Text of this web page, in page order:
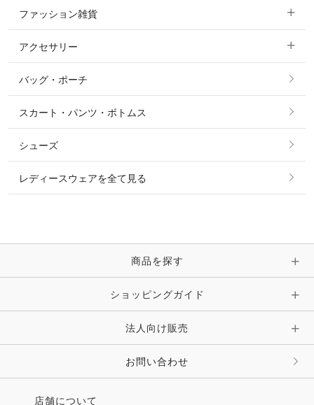
ニット・セーター
シャツ・ブラウス・ワンピース
ショージャケット
ショーシャツ
ファッション雑貨
すべてのファッション雑貨
ソックス
ベルト
時計・財布・キーケース・革小物
キーホルダー・チャーム・ストラップ
その他 ファッション雑貨
アクセサリー
すべてのアクセサリー
リング
ピアス・イヤリング
ピン・ブローチ・コサージュ
その他 アクセサリー
バッグ・ポーチ
スカート・パンツ・ボトムス
シューズ
レディースウェアを全て見る
商品を探す
ショッピングガイド
法人向け販売
お問い合わせ
店舗について